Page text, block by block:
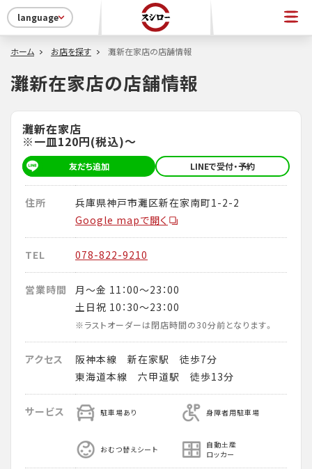
language
ホーム お店を探す 灘新在家店の店舗情報
灘新在家店の店舗情報
灘新在家店
※一皿120円(税込)～
友だち追加 LINEで受付・予約
住所
兵庫県神戸市灘区新在家南町1-2-2
Google mapで開く
TEL 078-822-9210
営業時間
月～金 11：00～23：00
土日祝 10：30～23：00
※ラストオーダーは閉店時間の30分前となります。
アクセス
阪神本線 新在家駅 徒歩7分
東海道本線 六甲道駅 徒歩13分
サービス 駐車場あり 身障者用駐車場
おむつ替えシート
自動土産
ロッカー